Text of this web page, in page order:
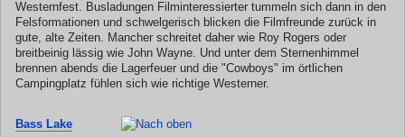
Westernfest. Busladungen Filminteressierter tummeln sich dann in den
Felsformationen und schwelgerisch blicken die Filmfreunde zurück in
gute, alte Zeiten. Mancher schreitet daher wie Roy Rogers oder
breitbeinig lässig wie John Wayne. Und unter dem Sternenhimmel
brennen abends die Lagerfeuer und die "Cowboys" im örtlichen
Campingplatz fühlen sich wie richtige Westerner.
Bass Lake